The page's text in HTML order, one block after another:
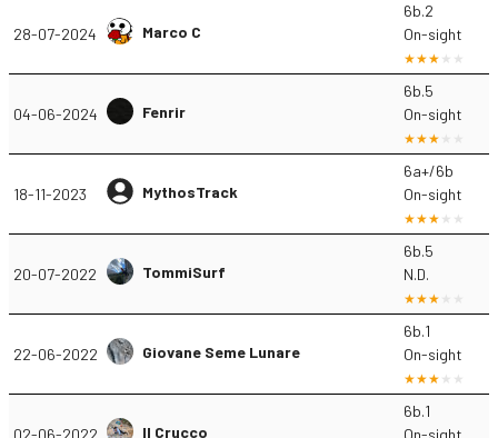
28-07-2024 Marco C
6b.2
On-sight
04-06-2024 Fenrir
6b.5
On-sight
18-11-2023 MythosTrack
6a+/6b
On-sight
20-07-2022 TommiSurf
6b.5
N.D.
22-06-2022 Giovane Seme Lunare
6b.1
On-sight
02-06-2022 Il Crucco
6b.1
On-sight